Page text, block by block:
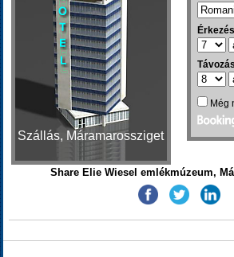
Szállás, Máramarossziget
Share Elie Wiesel emlékmúzeum,